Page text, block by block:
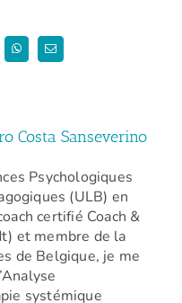
Février
WhatsAppEmail
Costa Sanseverino
Psychologiques
(ULB) en
certifié Coach &
et membre de la
de Belgique, je me
systémique